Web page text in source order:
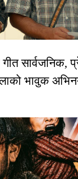
गीत सार्वजनिक,
भावुक